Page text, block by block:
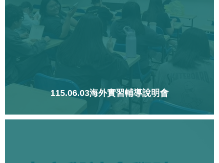
115.06.03海外實習輔導說明會